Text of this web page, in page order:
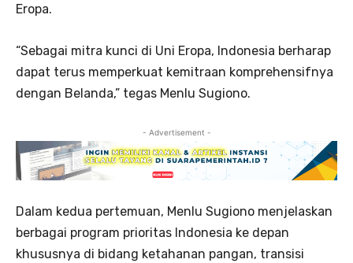
Eropa.
“Sebagai mitra kunci di Uni Eropa, Indonesia berharap
dapat terus memperkuat kemitraan komprehensifnya
dengan Belanda,” tegas Menlu Sugiono.
- Advertisement -
Dalam kedua pertemuan, Menlu Sugiono menjelaskan
berbagai program prioritas Indonesia ke depan
khususnya di bidang ketahanan pangan, transisi